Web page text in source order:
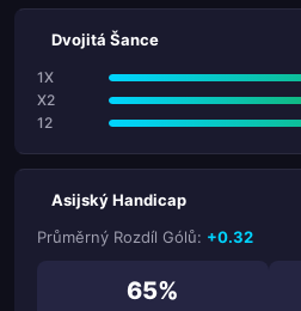
Dvojitá Šance
1X
X2
12
Asijský Handicap
Průměrný Rozdíl Gólů: +0.32
65%